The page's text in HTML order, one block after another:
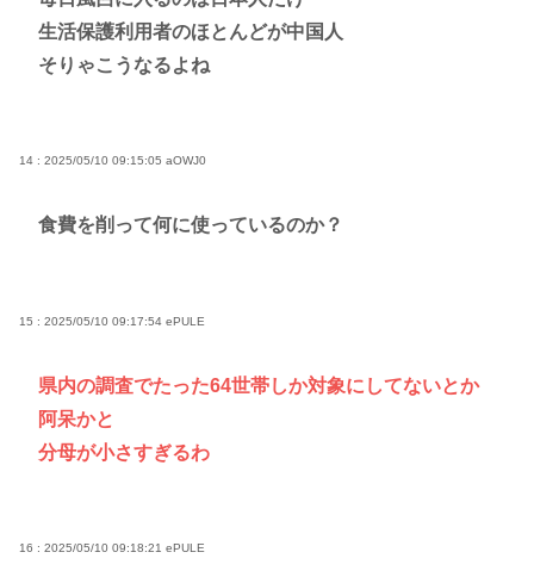
生活保護利用者のほとんどが中国人
そりゃこうなるよね
14 : 2025/05/10 09:15:05 aOWJ0
食費を削って何に使っているのか？
15 : 2025/05/10 09:17:54 ePULE
県内の調査でたった64世帯しか対象にしてないとか
阿呆かと
分母が小さすぎるわ
16 : 2025/05/10 09:18:21 ePULE